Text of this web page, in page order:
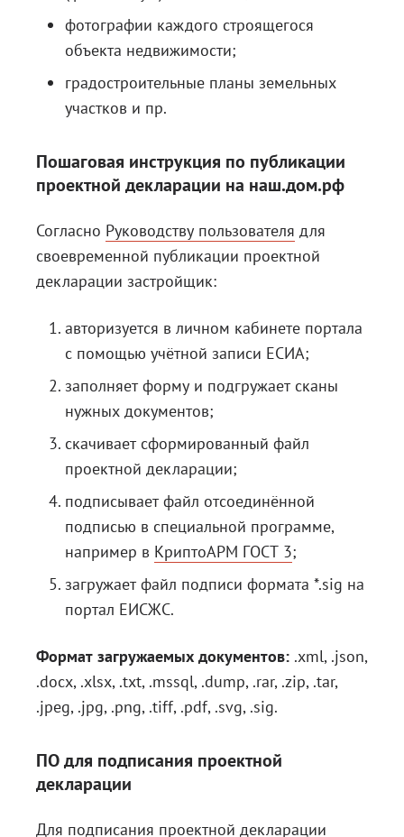
фотографии каждого строящегося
объекта недвижимости;
градостроительные планы земельных
участков и пр.
Пошаговая инструкция по публикации
проектной декларации на наш.дом.рф
Согласно Руководству пользователя для
своевременной публикации проектной
декларации застройщик:
авторизуется в личном кабинете портала
с помощью учётной записи ЕСИА;
заполняет форму и подгружает сканы
нужных документов;
скачивает сформированный файл
проектной декларации;
подписывает файл отсоединённой
подписью в специальной программе,
например в КриптоАРМ ГОСТ 3;
загружает файл подписи формата *.sig на
портал ЕИСЖС.
Формат загружаемых документов: .xml, .json,
.docx, .xlsx, .txt, .mssql, .dump, .rar, .zip, .tar,
.jpeg, .jpg, .png, .tiff, .pdf, .svg, .sig.
ПО для подписания проектной
декларации
Для подписания проектной декларации